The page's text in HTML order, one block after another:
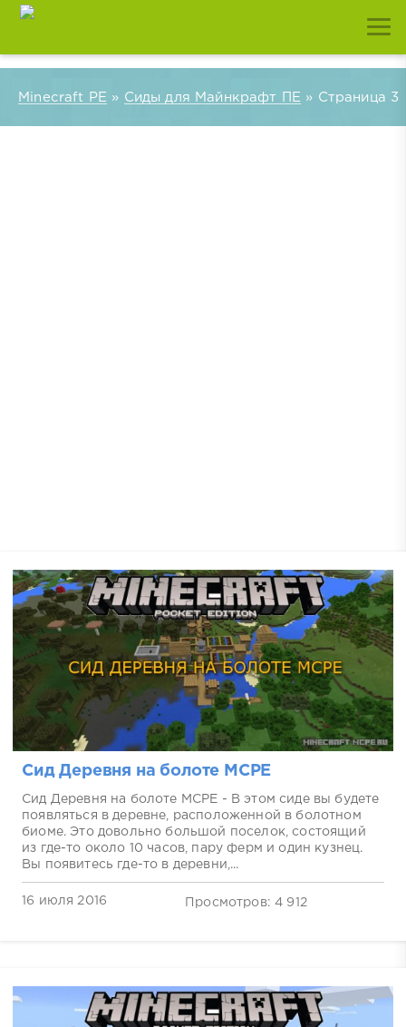
Minecraft PE » Сиды для Майнкрафт ПЕ » Страница 3
Сид Деревня на болоте MCPE
Сид Деревня на болоте MCPE - В этом сиде вы будете
появляться в деревне, расположенной в болотном
биоме. Это довольно большой поселок, состоящий
из где-то около 10 часов, пару ферм и один кузнец.
Вы появитесь где-то в деревни,...
16 июля 2016 Просмотров: 4 912